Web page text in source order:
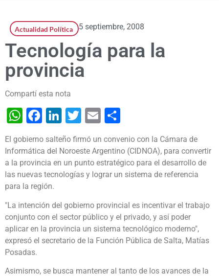
Actualidad Política 5 septiembre, 2008
Tecnología para la
provincia
Compartí esta nota
WhatsApp
Facebook
LinkedIn
Twitter
Email
El gobierno salteño firmó un convenio con la Cámara de
Informática del Noroeste Argentino (CIDNOA), para convertir
a la provincia en un punto estratégico para el desarrollo de
las nuevas tecnologías y lograr un sistema de referencia
para la región.
"La intención del gobierno provincial es incentivar el trabajo
conjunto con el sector público y el privado, y así poder
aplicar en la provincia un sistema tecnológico moderno",
expresó el secretario de la Función Pública de Salta, Matías
Posadas.
Asimismo, se busca mantener al tanto de los avances de la